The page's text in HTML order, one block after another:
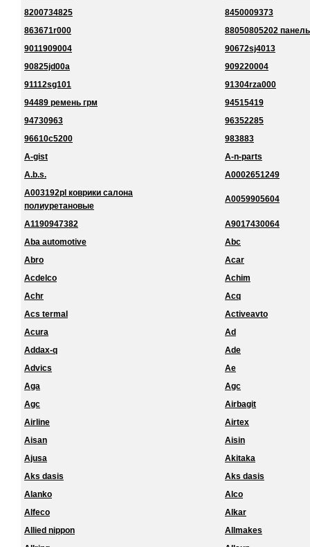
8200734825
8450009373
863671r000
88050805202
9011909004
90672sj4013
90825jd00a
909220004
91112sg101
91304rza000
94489 ремень грм
94515419
94730963
96352285
96610c5200
983883
A-gist
A-n-parts
A.b.s.
A0002651249
A003192pl коврики салона
полиуретановые
A0059905604
A1190947382
A9017430064
Aba automotive
Abc
Abro
Acar
Acdelco
Achim
Achr
Acq
Acs termal
Activeavto
Acura
Ad
Addax-q
Ade
Advics
Ae
Aga
Agc
Agc
Airbagit
Airline
Airtex
Aisan
Aisin
Ajusa
Akitaka
Aks dasis
Aks dasis
Alanko
Alco
Alfeco
Alkar
Allied nippon
Allmakes